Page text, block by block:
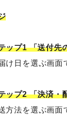
ップ1 「送付
け日を選ぶ画面
ップ2 「決済・
方法を選ぶ画面